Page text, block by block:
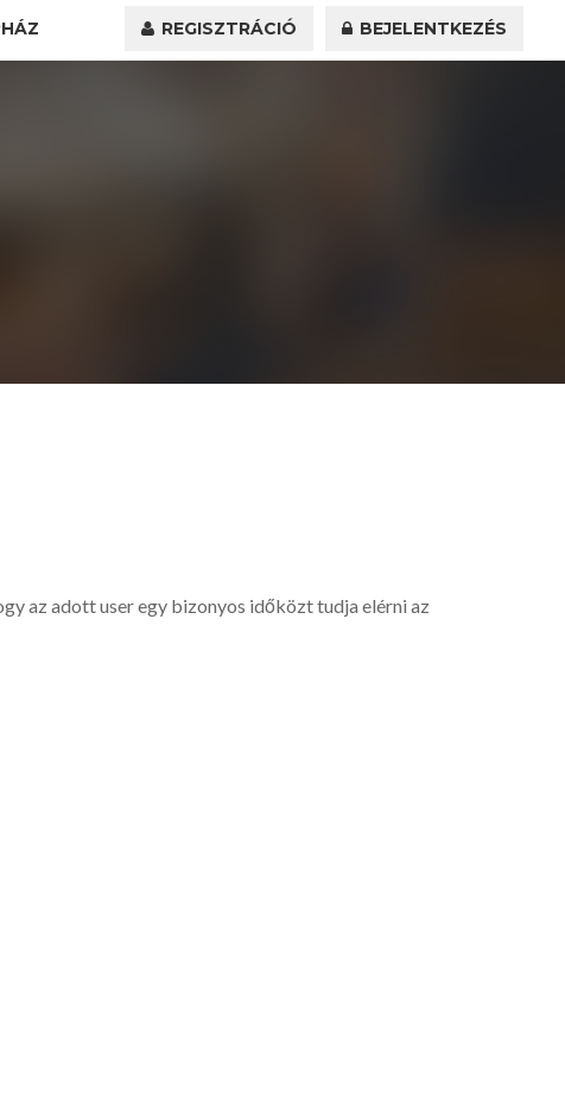
REGISZTRÁCIÓ BEJELENTKEZÉS
az adott user egy bizonyos időközt tudja elérni az